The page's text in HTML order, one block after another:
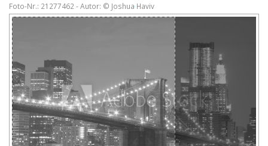
Foto-Nr.: 21277462 - Autor: © Joshua Haviv